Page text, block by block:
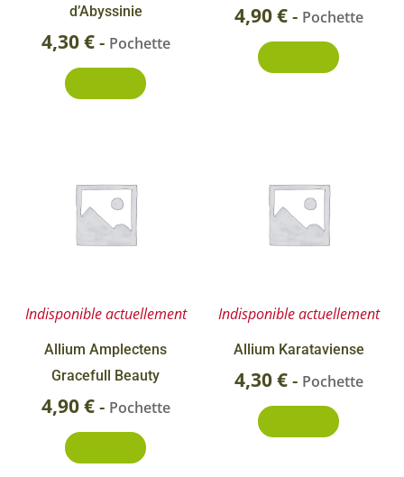
d’Abyssinie
4,30€- Pochette
4,90€- Pochette
Indisponible actuellement
Allium Amplectens
Gracefull Beauty
4,90€- Pochette
Indisponible actuellement
Allium Karataviense
4,30€- Pochette